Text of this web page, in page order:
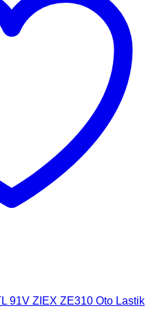
91V ZIEX ZE310 Oto Lastik